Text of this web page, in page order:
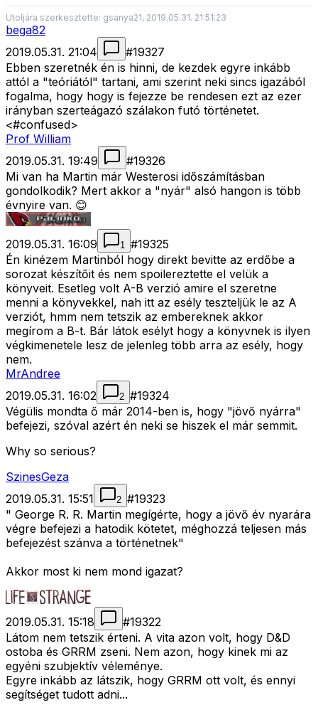
Utoljára szerkesztette: gsanya21, 2019.05.31. 21:51:23
bega82
2019.05.31. 21:04
#19327
Ebben szeretnék én is hinni, de kezdek egyre inkább
attól a "teóriától" tartani, ami szerint neki sincs igazából
fogalma, hogy hogy is fejezze be rendesen ezt az ezer
irányban szerteágazó szálakon futó történetet.
<#confused>
Prof William
2019.05.31. 19:49
#19326
Mi van ha Martin már Westerosi időszámításban
gondolkodik? Mert akkor a "nyár" alsó hangon is több
évnyire van. 😊
2019.05.31. 16:09 1 #19325
Én kinézem Martinból hogy direkt bevitte az erdőbe a
sorozat készítőit és nem spoilereztette el velük a
könyveit. Esetleg volt A-B verzió amire el szeretne
menni a könyvekkel, nah itt az esély teszteljük le az A
verziót, hmm nem tetszik az embereknek akkor
megírom a B-t. Bár látok esélyt hogy a könyvnek is ilyen
végkimenetele lesz de jelenleg több arra az esély, hogy
nem.
MrAndree
2019.05.31. 16:02
2 #19324
Végülis mondta ő már 2014-ben is, hogy "jövő nyárra"
befejezi, szóval azért én neki se hiszek el már semmit.
Why so serious?
SzinesGeza
2019.05.31. 15:51
2 #19323
" George R. R. Martin megígérte, hogy a jövő év nyarára
végre befejezi a hatodik kötetet, méghozzá teljesen más
befejezést szánva a történetnek"
Akkor most ki nem mond igazat?
2019.05.31. 15:18 #19322
Látom nem tetszik érteni. A vita azon volt, hogy D&D
ostoba és GRRM zseni. Nem azon, hogy kinek mi az
egyéni szubjektív véleménye.
Egyre inkább az látszik, hogy GRRM ott volt, és ennyi
segítséget tudott adni...